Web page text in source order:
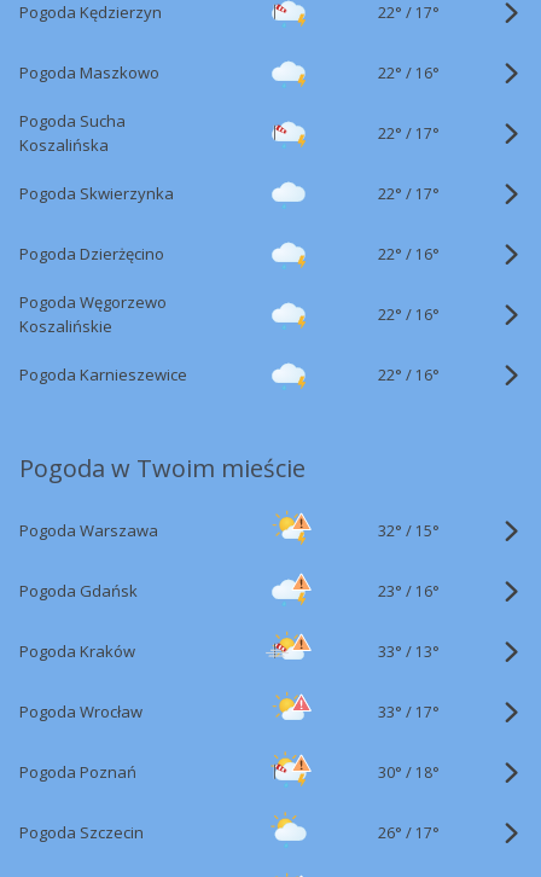
Pogoda Kędzierzyn 22° / 17°
Pogoda Maszkowo 22° / 16°
Pogoda Sucha
Koszalińska
22° / 17°
Pogoda Skwierzynka 22° / 17°
Pogoda Dzierżęcino 22° / 16°
Pogoda Węgorzewo
Koszalińskie
22° / 16°
Pogoda Karnieszewice 22° / 16°
Pogoda w Twoim mieście
Pogoda Warszawa 32° / 15°
Pogoda Gdańsk 23° / 16°
Pogoda Kraków 33° / 13°
Pogoda Wrocław 33° / 17°
Pogoda Poznań 30° / 18°
Pogoda Szczecin 26° / 17°